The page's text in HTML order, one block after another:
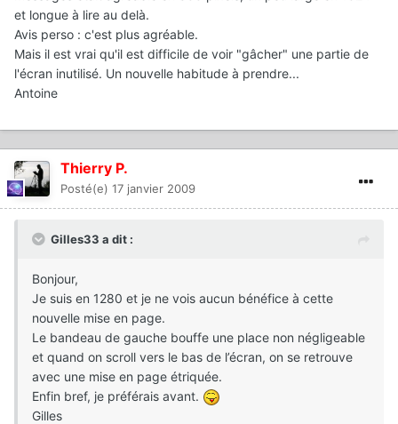
et longue à lire au delà.
Avis perso : c'est plus agréable.
Mais il est vrai qu'il est difficile de voir "gâcher" une partie de
l'écran inutilisé. Un nouvelle habitude à prendre...
Antoine
Thierry P.
Posté(e) 17 janvier 2009
Gilles33 a dit :
Bonjour,
Je suis en 1280 et je ne vois aucun bénéfice à cette
nouvelle mise en page.
Le bandeau de gauche bouffe une place non négligeable
et quand on scroll vers le bas de l’écran, on se retrouve
avec une mise en page étriquée.
Enfin bref, je préférais avant.
Gilles